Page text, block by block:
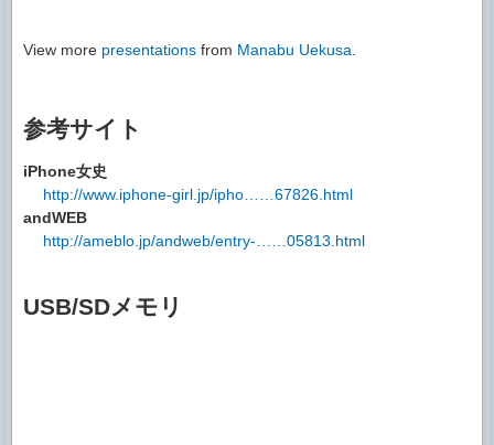
View more presentations from Manabu Uekusa
参考サイト
iPhone女史
http://www.iphone-girl.jp/ipho……67826.html
andWEB
http://ameblo.jp/andweb/entry-……05813.html
USB/SDメモリ